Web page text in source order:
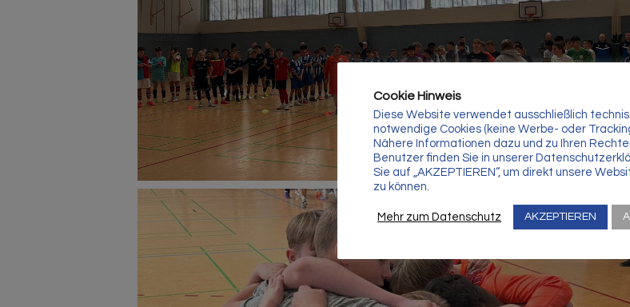
Cookie Hinweis
Diese Website verwendet ausschließlich
notwendige Cookies (keine Werbe- oder
Nähere Informationen dazu und zu Ihren
Benutzer finden Sie in unserer
Sie auf „AKZEPTIEREN“, um direkt unsere
zu können.
Mehr zum Datenschutz AKZEPTIEREN